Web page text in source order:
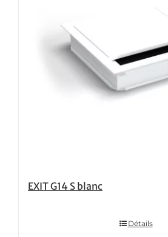
EXIT G14 S blanc
Détails